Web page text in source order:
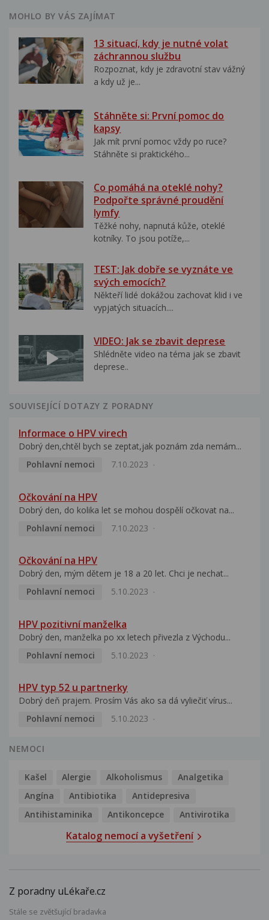
MOHLO BY VÁS ZAJÍMAT
13 situací, kdy je nutné volat
záchrannou službu
Rozpoznat, kdy je zdravotní stav vážný
a kdy už je...
Stáhněte si: První pomoc do
kapsy
Jak mít první pomoc vždy po ruce?
Stáhněte si praktického...
Co pomáhá na oteklé nohy?
Podpořte správné proudění
lymfy
Těžké nohy, napnutá kůže, oteklé
kotníky. To jsou potíže,...
TEST: Jak dobře se vyznáte ve
svých emocích?
Někteří lidé dokážou zachovat klid i ve
vypjatých situacích....
VIDEO: Jak se zbavit deprese
Shlédněte video na téma jak se zbavit
deprese..
SOUVISEJÍCÍ DOTAZY Z PORADNY
Informace o HPV virech
Dobrý den,chtěl bych se zeptat,jak poznám zda nemám...
Pohlavní nemoci
7.10.2023
Očkování na HPV
Dobrý den, do kolika let se mohou dospělí očkovat na...
Pohlavní nemoci
7.10.2023
Očkování na HPV
Dobrý den, mým dětem je 18 a 20 let. Chci je nechat...
Pohlavní nemoci
5.10.2023
HPV pozitivní manželka
Dobrý den, manželka po xx letech přivezla z Východu...
Pohlavní nemoci
5.10.2023
HPV typ 52 u partnerky
Dobrý deň prajem. Prosím Vás ako sa dá vyliečiť vírus...
Pohlavní nemoci
5.10.2023
NEMOCI
Kašel Alergie Alkoholismus
Analgetika
Angína
Antibiotika
Antidepresiva
Antihistaminika
Antikoncepce Antivirotika
Katalog nemocí a vyšetření
Z poradny uLékaře.cz
Stále se zvětšující bradavka